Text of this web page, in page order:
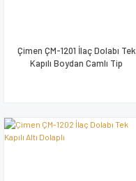
Çimen ÇM-1201 İlaç Dolabı Tek
Kapılı Boydan Camlı Tip